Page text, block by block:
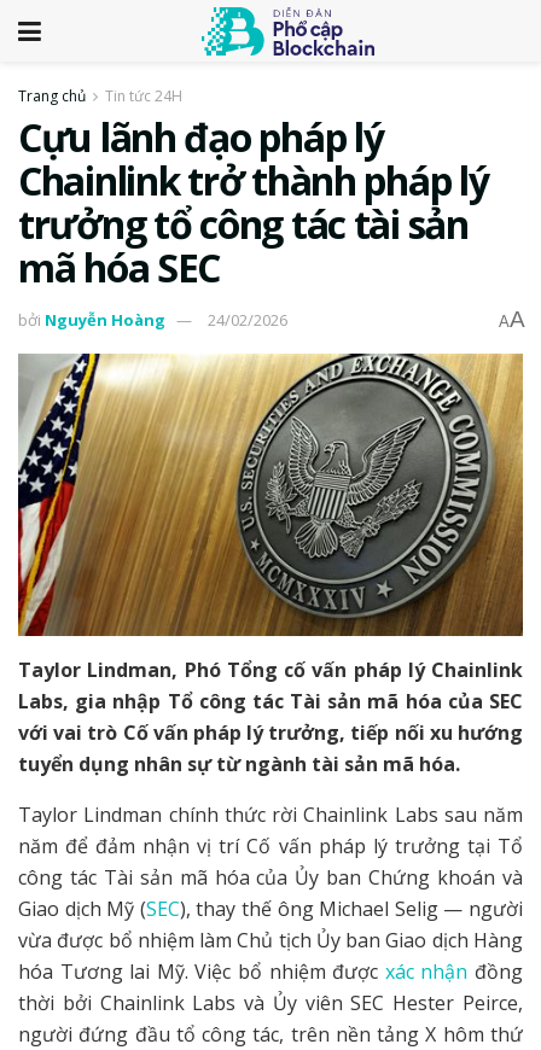
Trang chủ Tin tức 24H
Cựu lãnh đạo pháp lý
Chainlink trở thành pháp lý
trưởng tổ công tác tài sản
mã hóa SEC
bởi Nguyễn Hoàng 24/02/2026 AA
Taylor Lindman, Phó Tổng cố vấn pháp lý Chainlink
Labs, gia nhập Tổ công tác Tài sản mã hóa của SEC
với vai trò Cố vấn pháp lý trưởng, tiếp nối xu hướng
tuyển dụng nhân sự từ ngành tài sản mã hóa.
Taylor Lindman chính thức rời Chainlink Labs sau năm
năm để đảm nhận vị trí Cố vấn pháp lý trưởng tại Tổ
công tác Tài sản mã hóa của Ủy ban Chứng khoán và
Giao dịch Mỹ (SEC), thay thế ông Michael Selig — người
vừa được bổ nhiệm làm Chủ tịch Ủy ban Giao dịch Hàng
hóa Tương lai Mỹ. Việc bổ nhiệm được xác nhận đồng
thời bởi Chainlink Labs và Ủy viên SEC Hester Peirce,
người đứng đầu tổ công tác, trên nền tảng X hôm thứ